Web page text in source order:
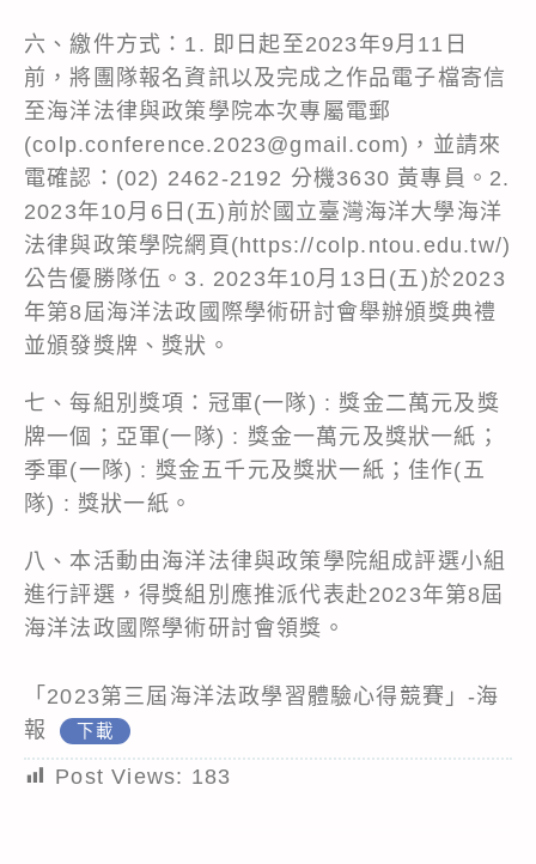
六、繳件方式：1. 即日起至2023年9月11日
前，將團隊報名資訊以及完成之作品電子檔寄信
至海洋法律與政策學院本次專屬電郵
(colp.conference.2023@gmail.com)，並請來
電確認：(02) 2462-2192 分機3630 黃專員。2.
2023年10月6日(五)前於國立臺灣海洋大學海洋
法律與政策學院網頁(https://colp.ntou.edu.tw/)
公告優勝隊伍。3. 2023年10月13日(五)於2023
年第8屆海洋法政國際學術研討會舉辦頒獎典禮
並頒發獎牌、獎狀。
七、每組別獎項：冠軍(一隊) : 獎金二萬元及獎
牌一個；亞軍(一隊) : 獎金一萬元及獎狀一紙；
季軍(一隊) : 獎金五千元及獎狀一紙；佳作(五
隊) : 獎狀一紙。
八、本活動由海洋法律與政策學院組成評選小組
進行評選，得獎組別應推派代表赴2023年第8屆
海洋法政國際學術研討會領獎。
「2023第三屆海洋法政學習體驗心得競賽」-海
報
下載
Post Views: 183